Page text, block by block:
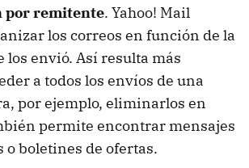
por remitente. Yahoo! Mail
los correos en función de la
los envió. Así resulta más
a todos los envíos de una
por ejemplo, eliminarlos en
permite encontrar mensajes
boletines de ofertas.